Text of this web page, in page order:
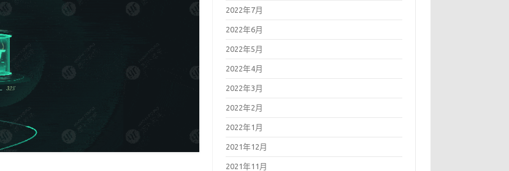
2022年7月
2022年6月
2022年5月
2022年4月
2022年3月
2022年2月
2022年1月
2021年12月
2021年11月